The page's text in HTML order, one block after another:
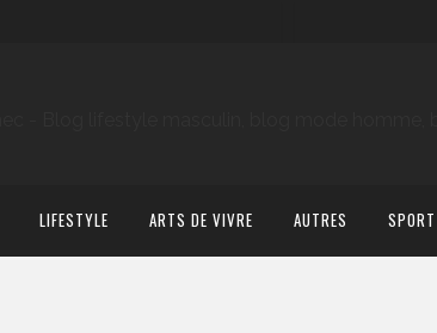
LIFESTYLE ARTS DE VIVRE AUTRES SPORT